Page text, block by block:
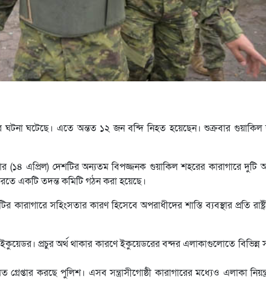
ঘটনা ঘটেছে। এতে অন্তত ১২ জন বন্দি নিহত হয়েছেন। শুক্রবার গুয়াকিল
(১৪ এপ্রিল) দেশটির অন্যতম বিপজ্জনক গুয়াকিল শহরের কারাগারে দুটি
একটি তদন্ত কমিটি গঠন করা হয়েছে।
সহিংসতার কারণ হিসেবে অপরাধীদের শাস্তি ব্যবস্থার প্রতি
প্রচুর অর্থ থাকার কারণে ইকুয়েডরের বন্দর এলাকাগুলোতে বিভিন্ন
করছে পুলিশ। এসব সন্ত্রাসীগোষ্ঠী কারাগারের মধ্যেও এলাকা